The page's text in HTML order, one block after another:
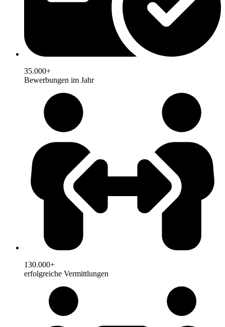
35.000+
Bewerbungen im Jahr
130.000+
erfolgreiche Vermittlungen